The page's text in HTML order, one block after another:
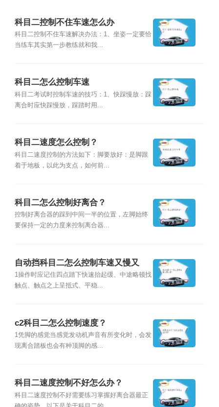
科目二控制不住车速怎么办
科目二控制不住车速解决办法：1、坐姿一定要恰
当练车其实第一步教练就和我...
科目二怎么控制车速
科目二考试时控制车速的技巧：1、快踩慢放：踩
离合时应快踩慢放，踩踏时用...
科目二速度怎么控制？
科目二速度控制的方法如下：脚要放好：是脚跟
着于地板，以此为支点，如何前...
科目二怎么控制好离合？
控制好离合器的踩到中间一半的位置，左脚始终
要保持一定的力度来控制离合器...
自动挡科目二怎么控制车速又慢又
稳？
1操作时应记住四点踏下快速抬起缓、中途略顿找
触点、触点之上呈抵式、平稳...
c2科目二怎么控制速度？
1凭脚的感觉当感觉发动机声音有所变化时，会发
现离合踏板也会有种顶脚的感...
科目二速度控制不好怎么办？
科目二速度控制不好需要练习掌握好离合器最正